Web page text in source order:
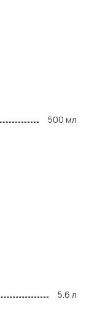
500 мл
5.6 л